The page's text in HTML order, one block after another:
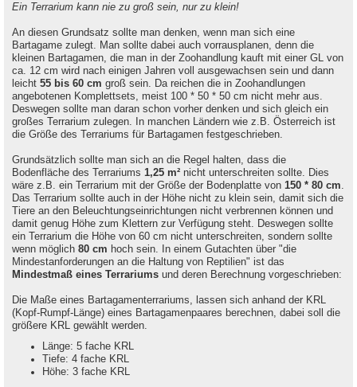
Ein Terrarium kann nie zu groß sein, nur zu klein!
An diesen Grundsatz sollte man denken, wenn man sich eine
Bartagame zulegt. Man sollte dabei auch vorrausplanen, denn die
kleinen Bartagamen, die man in der Zoohandlung kauft mit einer GL von
ca. 12 cm wird nach einigen Jahren voll ausgewachsen sein und dann
leicht 55 bis 60 cm groß sein. Da reichen die in Zoohandlungen
angebotenen Komplettsets, meist 100 * 50 * 50 cm nicht mehr aus.
Deswegen sollte man daran schon vorher denken und sich gleich ein
großes Terrarium zulegen. In manchen Ländern wie z.B. Österreich ist
die Größe des Terrariums für Bartagamen festgeschrieben.
Grundsätzlich sollte man sich an die Regel halten, dass die
Bodenfläche des Terrariums 1,25 m² nicht unterschreiten sollte. Dies
wäre z.B. ein Terrarium mit der Größe der Bodenplatte von 150 * 80 cm.
Das Terrarium sollte auch in der Höhe nicht zu klein sein, damit sich die
Tiere an den Beleuchtungseinrichtungen nicht verbrennen können und
damit genug Höhe zum Klettern zur Verfügung steht. Deswegen sollte
ein Terrarium die Höhe von 60 cm nicht unterschreiten, sondern sollte
wenn möglich 80 cm hoch sein. In einem Gutachten über "die
Mindestanforderungen an die Haltung von Reptilien" ist das
Mindestmaß eines Terrariums und deren Berechnung vorgeschrieben:
Die Maße eines Bartagamenterrariums, lassen sich anhand der KRL
(Kopf-Rumpf-Länge) eines Bartagamenpaares berechnen, dabei soll die
größere KRL gewählt werden.
Länge: 5 fache KRL
Tiefe: 4 fache KRL
Höhe: 3 fache KRL